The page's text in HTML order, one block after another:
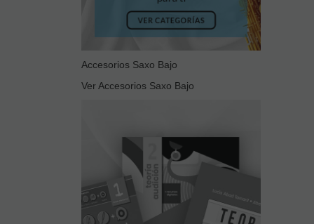
Accesorios Saxo Bajo
Ver Accesorios Saxo Bajo